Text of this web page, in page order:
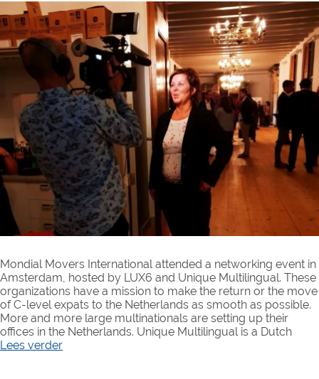
Mondial Movers International attended a networking event in
Amsterdam, hosted by LUX6 and Unique Multilingual. These
organizations have a mission to make the return or the move
of C-level expats to the Netherlands as smooth as possible.
More and more large multinationals are setting up their
offices in the Netherlands. Unique Multilingual is a Dutch
Lees verder